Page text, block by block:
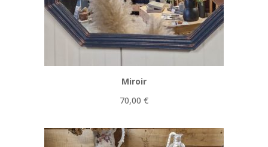
Miroir
70,00 €